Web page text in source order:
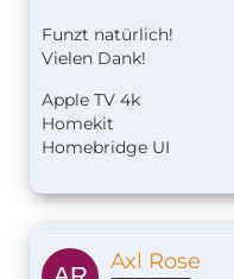
Funzt natürlich!
Vielen Dank!
Apple TV 4k
Homekit
Homebridge UI
Axl Rose